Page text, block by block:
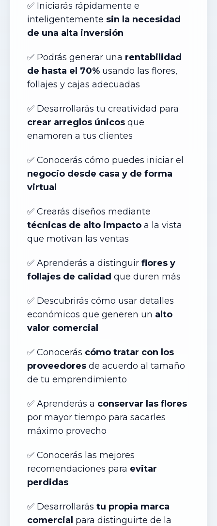
✅ Iniciarás rápidamente e
inteligentemente sin la necesidad
de una alta inversión
✅ Podrás generar una rentabilidad
de hasta el 70% usando las flores,
follajes y cajas adecuadas
✅ Desarrollarás tu creatividad para
crear arreglos únicos que
enamoren a tus clientes
✅ Conocerás cómo puedes iniciar el
negocio desde casa y de forma
virtual
✅ Crearás diseños mediante
técnicas de alto impacto a la vista
que motivan las ventas
✅ Aprenderás a distinguir flores y
follajes de calidad que duren más
✅ Descubrirás cómo usar detalles
económicos que generen un alto
valor comercial
✅ Conocerás cómo tratar con los
proveedores de acuerdo al tamaño
de tu emprendimiento
✅ Aprenderás a conservar las flores
por mayor tiempo para sacarles
máximo provecho
✅ Conocerás las mejores
recomendaciones para evitar
perdidas
✅ Desarrollarás tu propia marca
comercial para distinguirte de la